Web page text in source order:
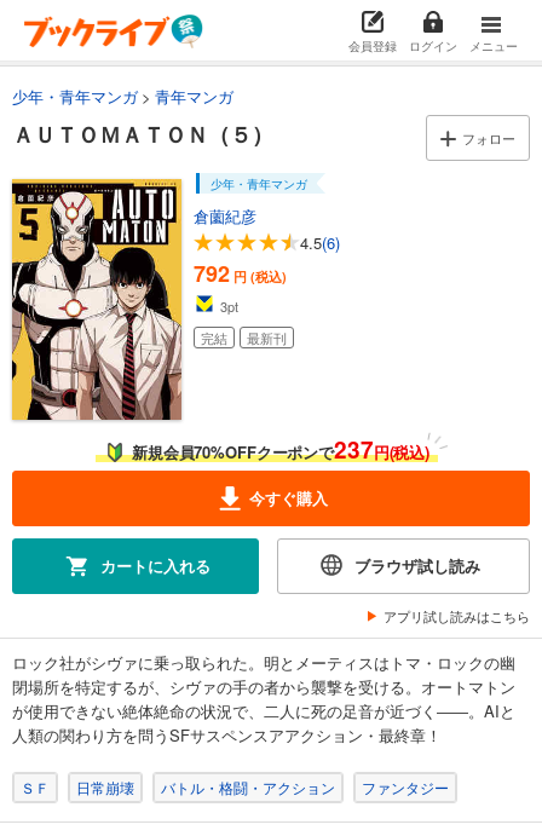
会員登録 ログイン メニュー
少年・青年マンガ 青年マンガ
ＡＵＴＯＭＡＴＯＮ（５） フォロー
少年・青年マンガ
倉薗紀彦
4.5(6)
792 円 (税込)
3pt
完結
最新刊
新規会員70%OFFクーポンで237円(税込)
今すぐ購入
カートに入れる ブラウザ試し読み
アプリ試し読みはこちら
ロック社がシヴァに乗っ取られた。明とメーティスはトマ・ロックの幽
閉場所を特定するが、シヴァの手の者から襲撃を受ける。オートマトン
が使用できない絶体絶命の状況で、二人に死の足音が近づく――。AIと
人類の関わり方を問うSFサスペンスアアクション・最終章！
ＳＦ 日常崩壊 バトル・格闘・アクション ファンタジー